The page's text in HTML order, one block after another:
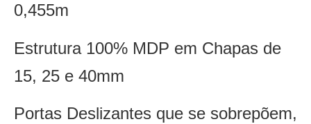
0,455m
Estrutura 100% MDP em Chapas de
15, 25 e 40mm
Portas Deslizantes que se sobrepõem,